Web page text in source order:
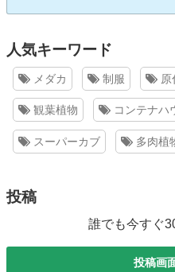
人気キーワード
メダカ 制服 原
観葉植物 コンテナハ
スーパーカブ 多肉植
投稿
誰でも今すぐ
投稿画